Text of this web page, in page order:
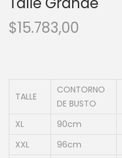
$15.783,00
TALLE
CONTORNO
DE BUSTO
XL
90cm
XXL
96cm